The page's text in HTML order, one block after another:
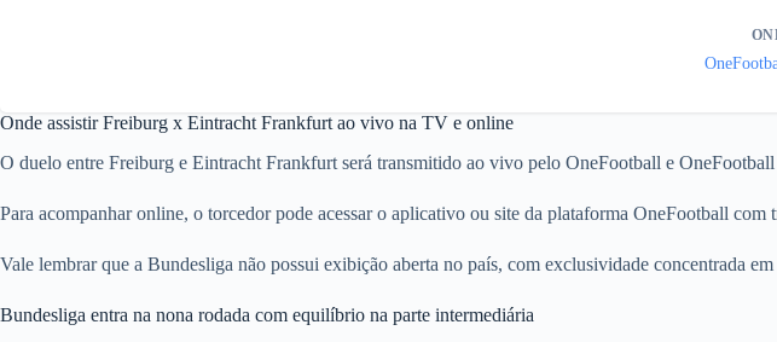
Onde assistir Freiburg x Eintracht Frankfurt ao vivo na TV e online
O duelo entre Freiburg e Eintracht Frankfurt será transmitido ao vivo pelo OneFootball e
Para acompanhar online, o torcedor pode acessar o aplicativo ou site da plataforma OneFootball
Vale lembrar que a Bundesliga não possui exibição aberta no país, com exclusividade concentrada
Bundesliga entra na nona rodada com equilíbrio na parte intermediária